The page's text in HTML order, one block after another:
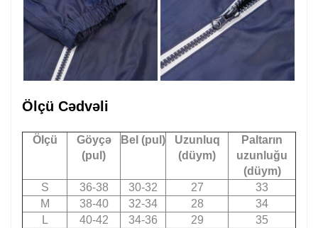
Ölçü Cədvəli
Ölçü
Göyçə
(pul)
Bel (pul)
Uzunluq
(düym)
Paltarın
uzunluğu
(düym)
S
36-38 30-32 27
33
M
38-40 32-34 28
34
L
40-42 34-36 29
35